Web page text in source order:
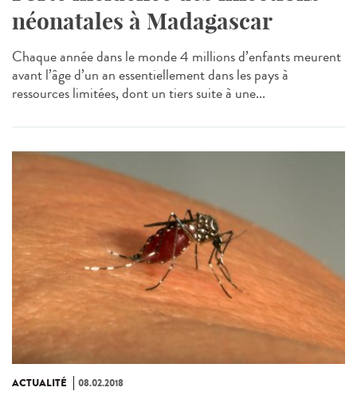
néonatales à Madagascar
Chaque année dans le monde 4 millions d’enfants meurent
avant l’âge d’un an essentiellement dans les pays à
ressources limitées, dont un tiers suite à une...
ACTUALITÉ 08.02.2018